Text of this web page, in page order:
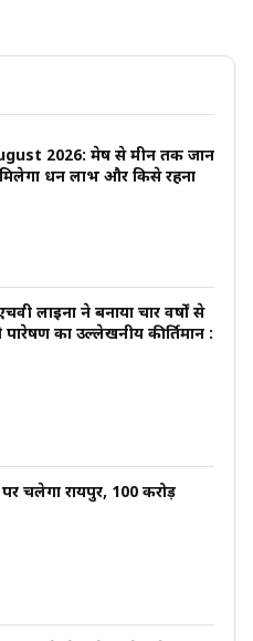
2026: मेष से मीन तक जानें
धन लाभ और किसे रहना
लाइनों ने बनाया चार वर्षों से
का उल्लेखनीय कीर्तिमान :
चलेगा रायपुर, ₹100 करोड़